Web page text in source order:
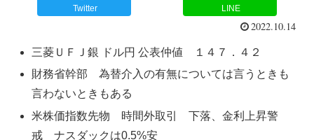
Twitter LINE
2022.10.14
三菱ＵＦＪ銀 ドル円 公表仲値 １４７．４２
財務省幹部 為替介入の有無については言うときも
言わないときもある
米株価指数先物 時間外取引 下落、金利上昇警
戒 ナスダックは0.5%安